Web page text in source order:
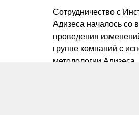
Сотрудничество с
Адизеса началось со
проведения
группе компаний с
методологии Адизеса.